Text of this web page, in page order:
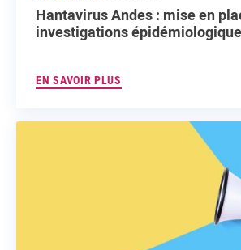
Hantavirus Andes : mise en
investigations
EN SAVOIR PLUS